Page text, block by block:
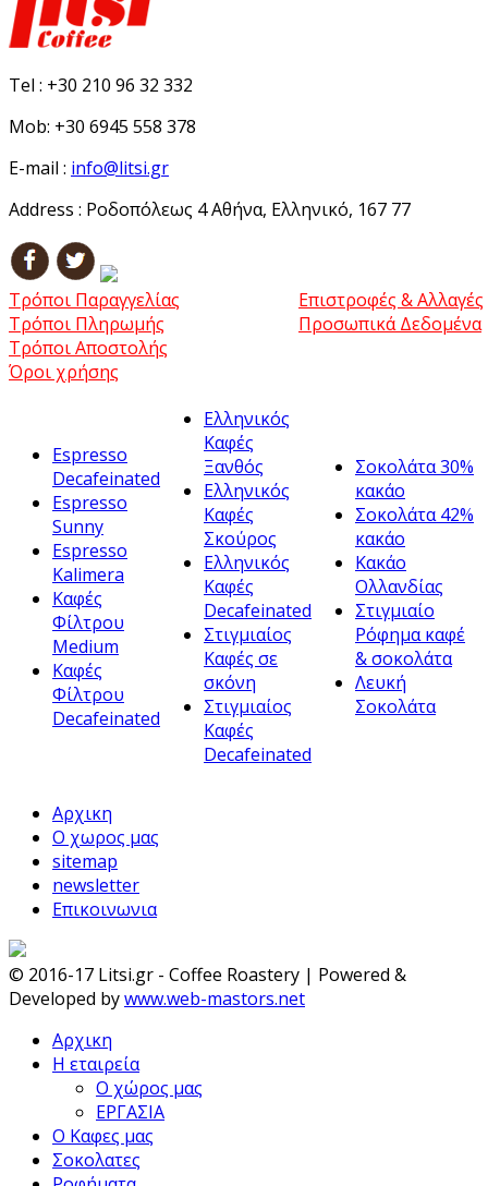
Tel : +30 210 96 32 332
Mob: +30 6945 558 378
E-mail : info@litsi.gr
Address : Ροδοπόλεως 4 Αθήνα, Ελληνικό, 167 77
Τρόποι Παραγγελίας
Τρόποι Πληρωμής
Τρόποι Αποστολής
Όροι χρήσης
Επιστροφές & Αλλαγές
Προσωπικά Δεδομένα
Espresso
Decafeinated
Espresso
Sunny
Espresso
Kalimera
Καφές
Φίλτρου
Medium
Καφές
Φίλτρου
Decafeinated
Ελληνικός
Καφές
Ξανθός
Ελληνικός
Καφές
Σκούρος
Ελληνικός
Καφές
Decafeinated
Στιγμιαίος
Καφές σε
σκόνη
Στιγμιαίος
Καφές
Decafeinated
Σοκολάτα 30%
κακάο
Σοκολάτα 42%
κακάο
Κακάο
Ολλανδίας
Στιγμιαίο
Ρόφημα καφέ
& σοκολάτα
Λευκή
Σοκολάτα
Αρχικη
Ο χωρος μας
sitemap
newsletter
Επικοινωνια
© 2016-17 Litsi.gr - Coffee Roastery | Powered &
Developed bywww.web-mastors.net
Αρχικη
Η εταιρεία
Ο χώρος μας
ΕΡΓΑΣΙΑ
Ο Καφες μας
Σοκολατες